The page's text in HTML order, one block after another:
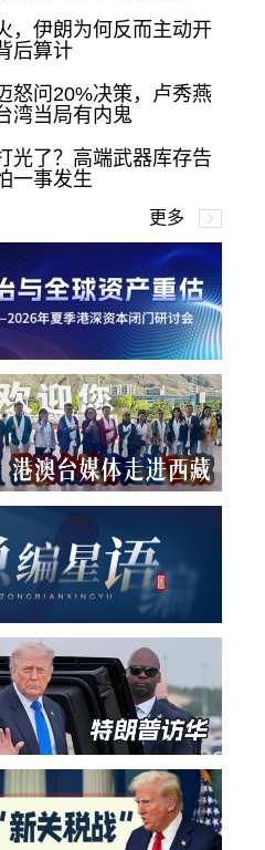
，伊朗为何反而主动开
后算计
怒问20%决策，卢秀燕
湾当局有内鬼
光了？高端武器库存告
一事发生
更多